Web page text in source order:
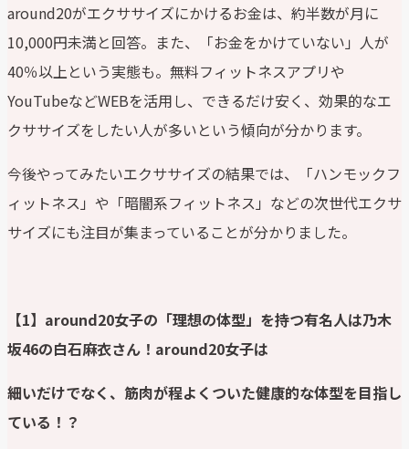
around20がエクササイズにかけるお金は、約半数が月に
10,000円未満と回答。また、「お金をかけていない」人が
40％以上という実態も。無料フィットネスアプリや
YouTubeなどWEBを活用し、できるだけ安く、効果的なエ
クササイズをしたい人が多いという傾向が分かります。
今後やってみたいエクササイズの結果では、「ハンモックフ
ィットネス」や「暗闇系フィットネス」などの次世代エクサ
サイズにも注目が集まっていることが分かりました。
【1】around20女子の「理想の体型」を持つ有名人は乃木
坂46の白石麻衣さん！around20女子は
細いだけでなく、筋肉が程よくついた健康的な体型を目指し
ている！？